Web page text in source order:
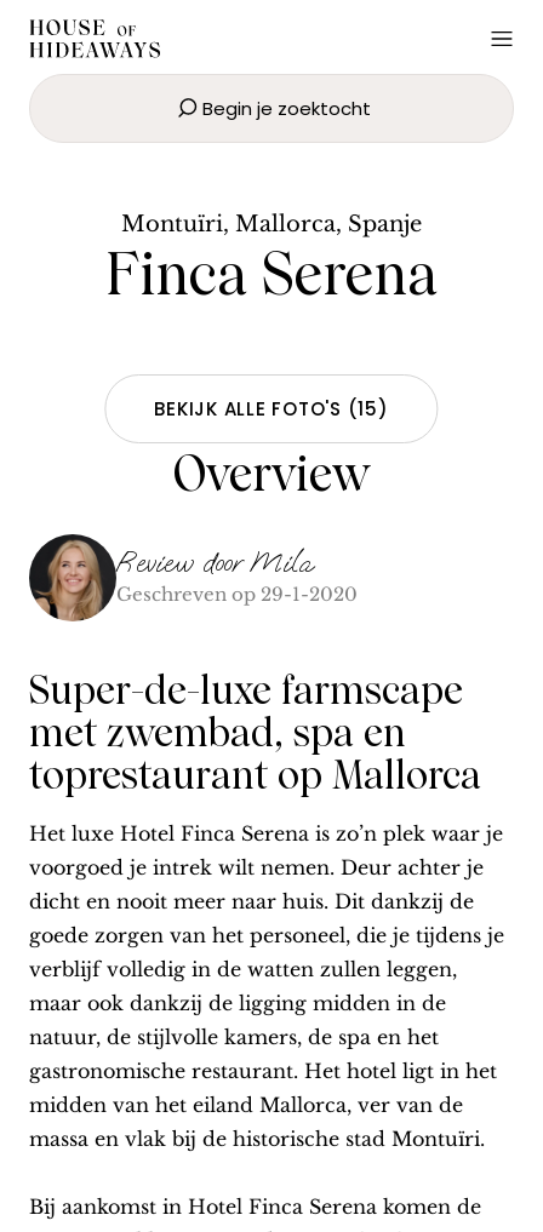
Begin je zoektocht
Finca Serena
Montuïri, Mallorca, Spanje
Finca Serena
BEKIJK ALLE FOTO'S (15)
Overview
Review door Mila
Geschreven op 29-1-2020
Super-de-luxe farmscape
met zwembad, spa en
toprestaurant op Mallorca
Het luxe Hotel Finca Serena is zo’n plek waar je
voorgoed je intrek wilt nemen. Deur achter je
dicht en nooit meer naar huis. Dit dankzij de
goede zorgen van het personeel, die je tijdens je
verblijf volledig in de watten zullen leggen,
maar ook dankzij de ligging midden in de
natuur, de stijlvolle kamers, de spa en het
gastronomische restaurant. Het hotel ligt in het
midden van het eiland Mallorca, ver van de
massa en vlak bij de historische stad Montuïri.
Bij aankomst in Hotel Finca Serena komen de